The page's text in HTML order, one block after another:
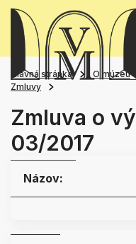
Hlavná stránka O múzeu
Zmluvy
Zmluva o
03/2017
Názov: